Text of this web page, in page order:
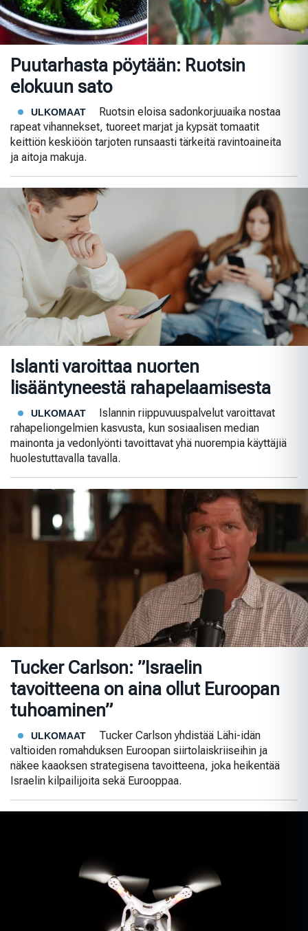
Puutarhasta pöytään: Ruotsin
elokuun sato
ULKOMAAT
Ruotsin eloisa sadonkorjuuaika nostaa
rapeat vihannekset, tuoreet marjat ja kypsät tomaatit
keittiön keskiöön tarjoten runsaasti tärkeitä ravintoaineita
ja aitoja makuja.
Islanti varoittaa nuorten
lisääntyneestä rahapelaamisesta
ULKOMAAT
Islannin riippuvuuspalvelut varoittavat
rahapeliongelmien kasvusta, kun sosiaalisen median
mainonta ja vedonlyönti tavoittavat yhä nuorempia käyttäjiä
huolestuttavalla tavalla.
Tucker Carlson: ”Israelin
tavoitteena on aina ollut Euroopan
tuhoaminen”
ULKOMAAT
Tucker Carlson yhdistää Lähi-idän
valtioiden romahduksen Euroopan siirtolaiskriiseihin ja
näkee kaaoksen strategisena tavoitteena, joka heikentää
Israelin kilpailijoita sekä Eurooppaa.